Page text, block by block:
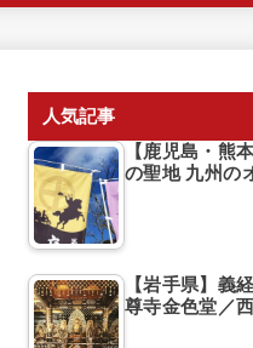
人気記事
【鹿児島・熊
の聖地 九州の
【岩手県】義
尊寺金色堂／